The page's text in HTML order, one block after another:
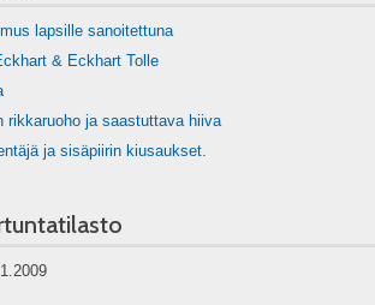
lapsille sanoitettuna
& Eckhart Tolle
rikkaruoho ja saastuttava hiiva
ja sisäpiirin kiusaukset.